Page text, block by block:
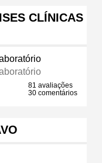
CLÍNICAS
81 avaliações
30 comentários